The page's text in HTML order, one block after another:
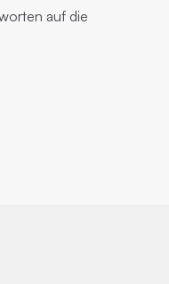
auf die